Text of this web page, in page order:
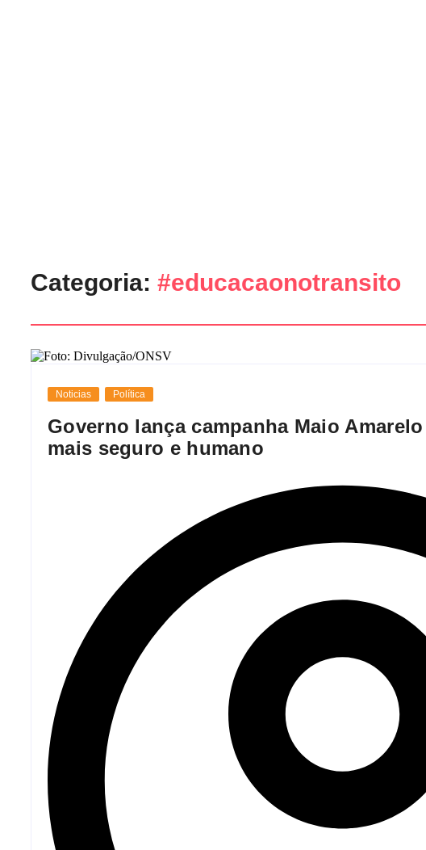
Categoria: #educacaonotransito
Noticias Política
Governo lança campanha Maio
mais seguro e humano